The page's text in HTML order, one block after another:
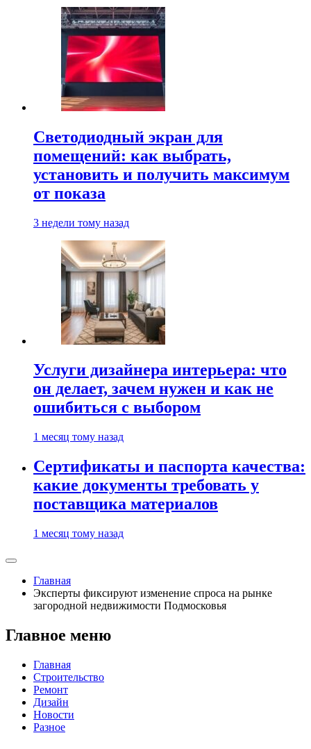
Светодиодный экран для
помещений: как выбрать,
установить и получить максимум
от показа
3 недели тому назад
Услуги дизайнера интерьера: что
он делает, зачем нужен и как не
ошибиться с выбором
1 месяц тому назад
Сертификаты и паспорта качества:
какие документы требовать у
поставщика материалов
1 месяц тому назад
Главная
Эксперты фиксируют изменение спроса на рынке
загородной недвижимости Подмосковья
Главное меню
Главная
Строительство
Ремонт
Дизайн
Новости
Разное